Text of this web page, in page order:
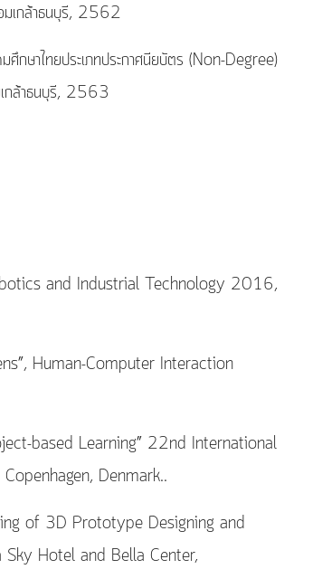
มเกล้าธนบุรี, 2562
ศึกษาไทยประเภทประกาศนียบัตร (Non-Degree)
เกล้าธนบุรี, 2563
and Industrial Technology 2016,
Human-Computer Interaction
based Learning” 22nd International
Denmark..
of 3D Prototype Designing and
Hotel and Bella Center,